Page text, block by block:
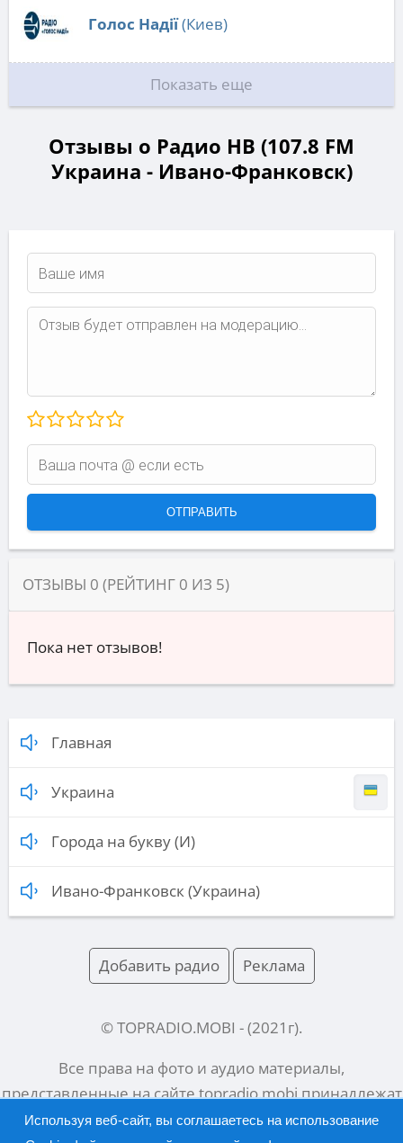
Голос Надії(Киев)
Показать еще
Отзывы о Радио НВ (107.8 FM
Украина - Ивано-Франковск)
ОТЗЫВЫ 0 (РЕЙТИНГ 0 ИЗ 5)
Пока нет отзывов!
Главная
Украина
Города на букву (И)
Ивано-Франковск (Украина)
Добавить радио Реклама
© TOPRADIO.MOBI - (2021 г).
Все права на фото и аудио материалы,
представленные на сайтеtopradio.mobiпринадлежат
их законным владельцам.
Используя веб-сайт, вы соглашаетесь на использование